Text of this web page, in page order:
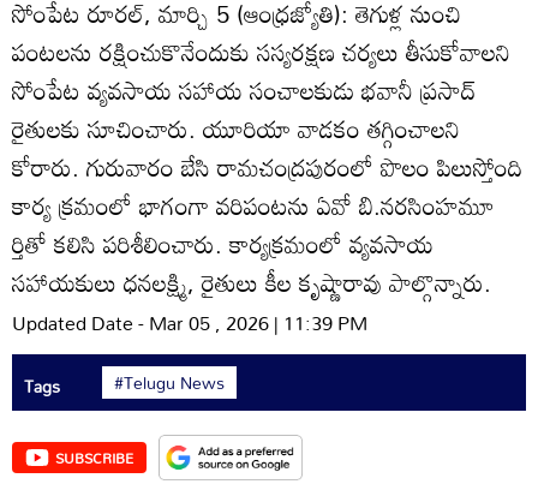
సోంపేట రూరల్‌, మార్చి 5 (ఆంధ్రజ్యోతి): తెగుళ్ల నుంచి
పంటలను రక్షించుకొనేందుకు సస్యరక్షణ చర్యలు తీసుకోవాలని
సోంపేట వ్యవసాయ సహాయ సంచాలకుడు భవానీ ప్రసాద్‌
రైతులకు సూచించారు. యూరియా వాడకం తగ్గించాలని
కోరారు. గురువారం బేసి రామచంద్రపురంలో పొలం పిలుస్తోంది
కార్య క్రమంలో భాగంగా వరిపంటను ఏవో బి.నరసింహమూ
ర్తితో కలిసి పరిశీలించారు. కార్యక్రమంలో వ్యవసాయ
సహాయకులు ధనలక్ష్మి, రైతులు కీల కృష్ణారావు పాల్గొన్నారు.
Updated Date - Mar 05 , 2026 | 11:39 PM
Tags #Telugu News
SUBSCRIBE